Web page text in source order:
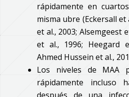
rápidamente en
misma ubre (Eckersall et
et al., 2003; Alsemgeest
et al., 1996; Heegard
Ahmed Hussein et al.,
Los niveles de MAA
rápidamente incluso
después de una